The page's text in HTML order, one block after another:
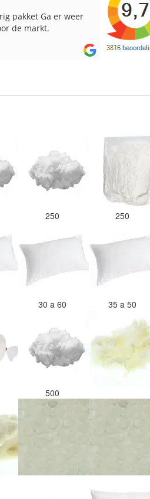
Reeds meerdere keren breigaren en
besteld, altijd heel tevreden over de
250 250
30 a 60 35 a 50
500